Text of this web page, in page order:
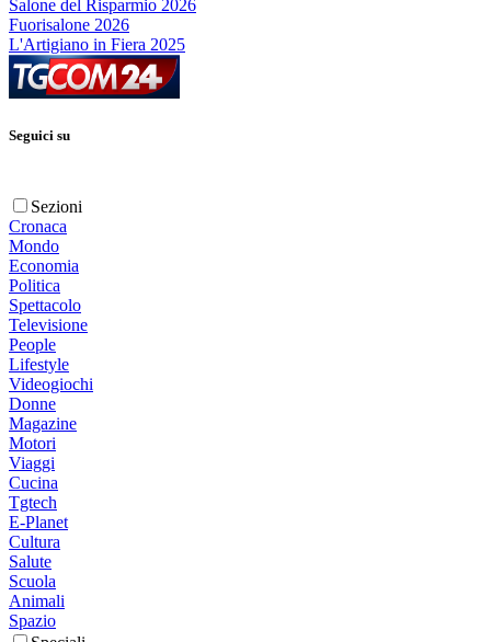
Salone del Risparmio 2026
Fuorisalone 2026
L'Artigiano in Fiera 2025
Seguici su
Sezioni
Cronaca
Mondo
Economia
Politica
Spettacolo
Televisione
People
Lifestyle
Videogiochi
Donne
Magazine
Motori
Viaggi
Cucina
Tgtech
E-Planet
Cultura
Salute
Scuola
Animali
Spazio